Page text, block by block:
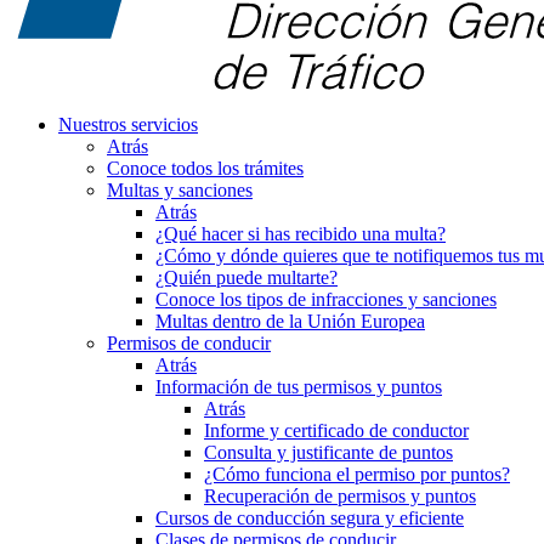
Nuestros servicios
Atrás
Conoce todos los trámites
Multas y sanciones
Atrás
¿Qué hacer si has recibido una multa?
¿Cómo y dónde quieres que te notifiquemos tus
¿Quién puede multarte?
Conoce los tipos de infracciones y sanciones
Multas dentro de la Unión Europea
Permisos de conducir
Atrás
Información de tus permisos y puntos
Atrás
Informe y certificado de conductor
Consulta y justificante de puntos
¿Cómo funciona el permiso por puntos?
Recuperación de permisos y puntos
Cursos de conducción segura y eficiente